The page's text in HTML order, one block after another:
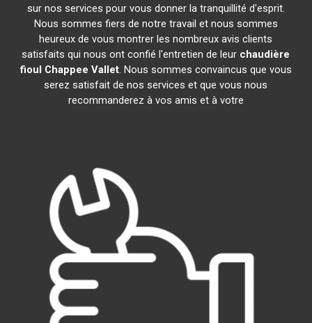
sur nos services pour vous donner la tranquillité d'esprit.
Nous sommes fiers de notre travail et nous sommes
heureux de vous montrer les nombreux avis clients
satisfaits qui nous ont confié l'entretien de leur chaudière
fioul Chappee Vallet. Nous sommes convaincus que vous
serez satisfait de nos services et que vous nous
recommanderez à vos amis et à votre